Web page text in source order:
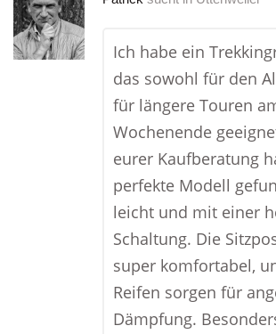
Ich habe ein
das sowohl für den
für längere Touren
Wochenende
eurer Kaufberatung
perfekte Modell
leicht und mit einer
Schaltung. Die
super komfortabel,
Reifen sorgen für
Dämpfung.